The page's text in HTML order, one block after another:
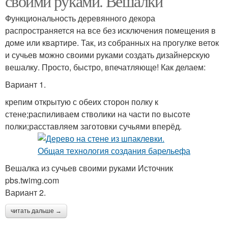
Функциональность деревянного декора
распространяется на все без исключения помещения в
доме или квартире. Так, из собранных на прогулке веток
и сучьев можно своими руками создать дизайнерскую
вешалку. Просто, быстро, впечатляюще! Как делаем:
Вариант 1.
крепим открытую с обеих сторон полку к
стене;распиливаем стволики на части по высоте
полки;расставляем заготовки сучьями вперёд.
Вешалка из сучьев своими руками Источник
pbs.twimg.com
Вариант 2.
читать дальше →